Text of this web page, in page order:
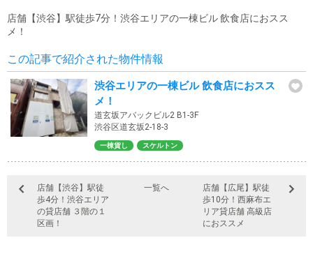
賃料から探す
こだわりで探す
店舗・オフィス物件を探す
テナントビルオーナー様へ
店舗・オフィスの内装会社を探す
店舗【渋谷】駅徒歩7分！渋谷エリアの一棟ビル 飲食店におスス
メ！
この記事で紹介された物件情報
渋谷エリアの一棟ビル 飲食店におスス
メ！
道玄坂アバックビル2 B1-3F
渋谷区道玄坂2-18-3
一棟貨し スケルトン
店舗【渋谷】駅徒
歩4分！渋谷エリア
の貸店舗 ３階の１
区画！
一覧へ
店舗【広尾】駅徒
歩10分！西麻布エ
リア貸店舗 高級店
におススメ